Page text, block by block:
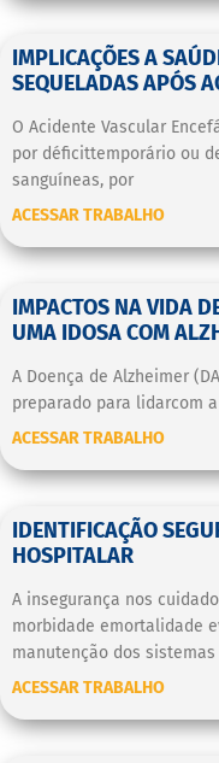
IMPLICAÇÕES A
SEQUELADAS APÓS
O Acidente Vascular
por déficittemporário ou
sanguíneas, por
ACESSAR TRABALHO
IMPACTOS NA VIDA
UMA IDOSA COM
A Doença de Alzheimer
preparado para lidarcom
ACESSAR TRABALHO
IDENTIFICAÇÃO
HOSPITALAR
A insegurança nos
morbidade emortalidade
manutenção dos sistemas
ACESSAR TRABALHO